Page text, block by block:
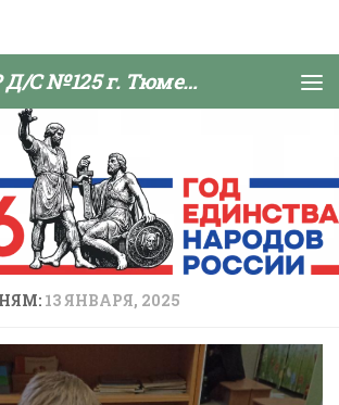
МАДОУ ЦРР Д/С №125 г. Тюмени
13 ЯНВАРЯ, 2025